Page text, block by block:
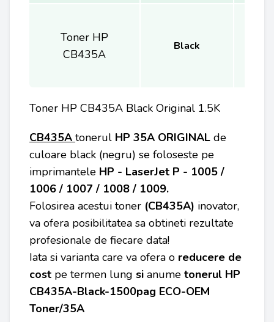
Toner HP
CB435A
Black
Toner HP CB435A Black Original 1.5K
CB435A tonerul HP 35A ORIGINAL de
culoare black (negru) se foloseste pe
imprimantele HP - LaserJet P - 1005 /
1006 / 1007 / 1008 / 1009.
Folosirea acestui toner (CB435A) inovator,
va ofera posibilitatea sa obtineti rezultate
profesionale de fiecare data!
Iata si varianta care va ofera o reducere de
cost pe termen lung si anume tonerul HP
CB435A-Black-1500pag ECO-OEM
Toner/35A